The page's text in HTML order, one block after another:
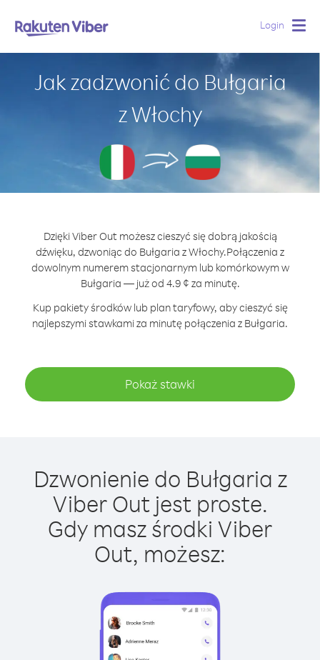
Login
Jak zadzwonić do Bułgaria
z Włochy
Dzięki Viber Out możesz cieszyć się dobrą jakością
dźwięku, dzwoniąc do Bułgaria z Włochy.Połączenia z
dowolnym numerem stacjonarnym lub komórkowym w
Bułgaria — już od 4.9 ¢ za minutę.
Kup pakiety środków lub plan taryfowy, aby cieszyć się
najlepszymi stawkami za minutę połączenia z Bułgaria.
Pokaż stawki
Dzwonienie do Bułgaria z
Viber Out jest proste.
Gdy masz środki Viber
Out, możesz: